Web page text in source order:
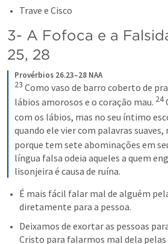
Trave e Cisco
3- A Fofoca e a
25, 28
Provérbios 26.23–28 NAA
23 Como vaso de barro coberto de
lábios amorosos e o coração mau. 24
com os lábios, mas no seu íntimo
quando ele vier com palavras
porque tem sete abominações em
língua falsa odeia aqueles a quem
lisonjeira é causa de ruína.
É mais fácil falar mal de alguém
diretamente para a pessoa.
Deixamos de exortar as pessoas
Cristo para falarmos mal dela pelas